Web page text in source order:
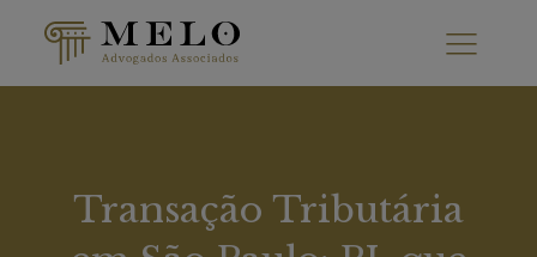
Transação Tributária